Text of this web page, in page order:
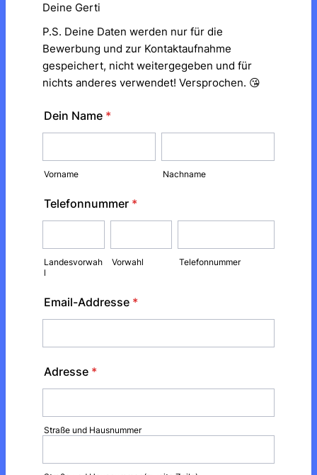
Deine Gerti
P.S. Deine Daten werden nur für die
Bewerbung und zur Kontaktaufnahme
gespeichert, nicht weitergegeben und für
nichts anderes verwendet! Versprochen. 😘
Dein Name *
Vorname Nachname
Telefonnummer *
Landesvorwah
l
Vorwahl Telefonnummer
Email-Addresse *
Adresse *
Straße und Hausnummer